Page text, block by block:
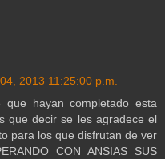
2013 11:25:00 p.m.
que hayan completado esta
que decir se les agradece el
para los que disfrutan de ver
CON ANSIAS SUS